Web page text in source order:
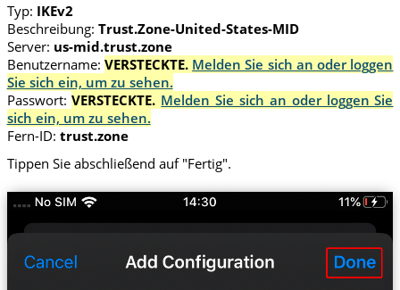
Typ: IKEv2
Beschreibung: Trust.Zone-United-States-MID
Server: us-mid.trust.zone
Benutzername: VERSTECKTE. Melden Sie sich an oder loggen
Sie sich ein, um zu sehen.
Passwort:VERSTECKTE. Melden Sie sich an oder loggen Sie
sich ein, um zu sehen.
Fern-ID: trust.zone
Tippen Sie abschließend auf "Fertig".